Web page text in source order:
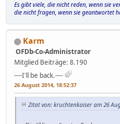
Es gibt viele, die nicht reden, wenn sie
die nicht fragen, wenn sie geantwortet
Karm
OFDb-Co-Administrator
Mitglied Beiträge: 8.190
----I'll be back.----
26 August 2014, 18:52:37
Zitat von: kruchtenkaiser am 26